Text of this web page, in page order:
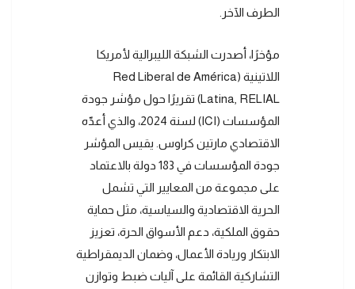
الطرف الآخر.
مؤخرًا، أصدرت الشبكة الليبرالية لأمريكا
اللاتينية (Red Liberal de América
Latina, RELIAL) تقريرًا حول مؤشر جودة
المؤسسات (ICI) لسنة 2024، والذي أعدّه
الاقتصادي مارتين كراوس. يقيس المؤشر
جودة المؤسسات في 183 دولة بالاعتماد
على مجموعة من المعايير التي تشمل
الحرية الاقتصادية والسياسية، مثل حماية
حقوق الملكية، دعم الأسواق الحرة، تعزيز
الابتكار وريادة الأعمال، وضمان الديمقراطية
التشاركية القائمة على آليات ضبط وتوازن